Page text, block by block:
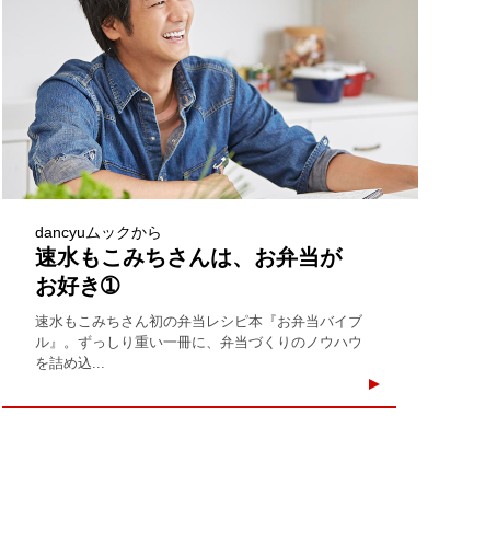
dancyuムックから
速水もこみちさんは、お弁当が
お好き➀
速水もこみちさん初の弁当レシピ本『お弁当バイブ
ル』。ずっしり重い一冊に、弁当づくりのノウハウ
を詰め込...